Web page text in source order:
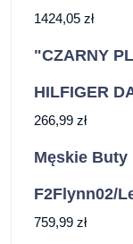
1424,05 zł
"CZARNY
HILFIGER
266,99 zł
Męskie Buty
F2Flynn02/
759,99 zł